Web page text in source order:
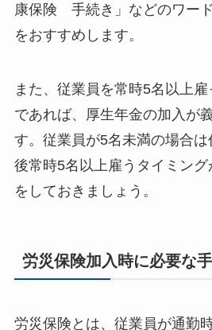
康保険 手続き」などのワー
をおすすめします。
また、従業員を常時5名以上
であれば、厚生年金の加入が
す。従業員が5名未満の場合
後常時5名以上雇うタイミング
をしておきましょう。
労災保険加入時に必要な
労災保険とは、従業員が通勤